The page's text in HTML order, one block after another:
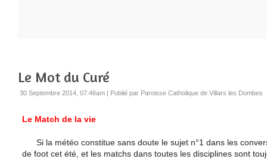
Le Mot du Curé
30 Septembre 2014, 07:46am | Publié par Paroisse Catholique de Villars les Dombes
Le Match de la vie
Si la météo constitue sans doute le sujet n°1 dans les
de foot cet été, et les matchs dans toutes les disciplines sont